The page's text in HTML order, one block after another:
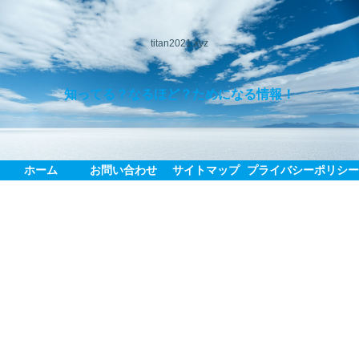
titan2021.xyz
知ってる？なるほど？ためになる情報！
ホーム お問い合わせ サイトマップ プライバシーポリシー